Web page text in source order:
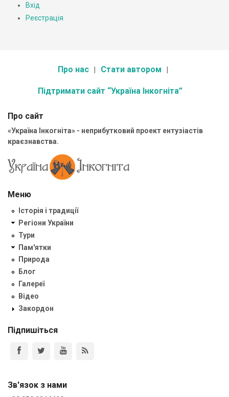
Вхід
Реєстрація
Про нас Стати автором
Підтримати сайт “Україна Інкогніта”
Про сайт
«Україна Інкогніта» - неприбутковий проект ентузіастів
краєзнавства.
Меню
Історія і традиції
Регіони України
Тури
Пам'ятки
Природа
Блог
Галереї
Відео
Закордон
Підпишіться
Зв'язок з нами